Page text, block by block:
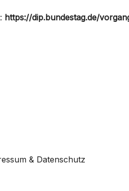
https://dip.bundestag.de/
& Datenschutz